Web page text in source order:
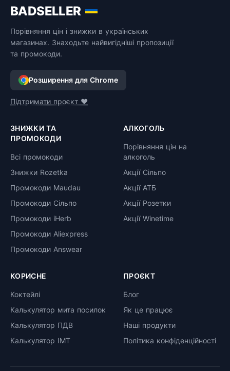
BADSELLER
Порівняння цін і знижки в українських
магазинах. Знаходьте найвигідніші пропозиції
та промокоди.
Розширення для Chrome
Підтримати проєкт ❤️
ЗНИЖКИ ТА
ПРОМОКОДИ
Всі промокоди
Знижки Rozetka
Промокоди Maudau
Промокоди Сільпо
Промокоди iHerb
Промокоди Aliexpress
Промокоди Answear
АЛКОГОЛЬ
Порівняння цін на
алкоголь
Акції Сільпо
Акції АТБ
Акції Розетки
Акції Winetime
КОРИСНЕ
Коктейлі
Калькулятор мита посилок
Калькулятор ПДВ
Калькулятор ІМТ
ПРОЄКТ
Блог
Як це працює
Наші продукти
Політика конфіденційності